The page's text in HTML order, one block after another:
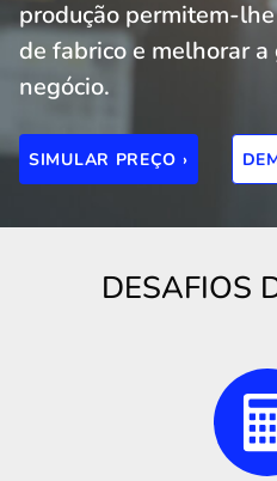
produção permitem-
de fabrico e melhorar
negócio.
SIMULAR PREÇO ›
DESAFIOS